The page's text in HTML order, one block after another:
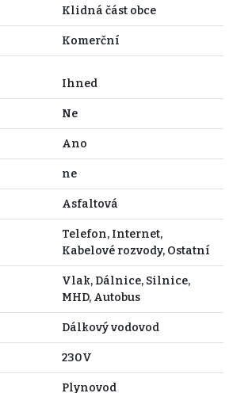
Klidná část obce
Komerční
Ihned
Ne
Ano
ne
Asfaltová
Telefon, Internet,
Kabelové rozvody, Ostatní
Vlak, Dálnice, Silnice,
MHD, Autobus
Dálkový vodovod
230V
Plynovod